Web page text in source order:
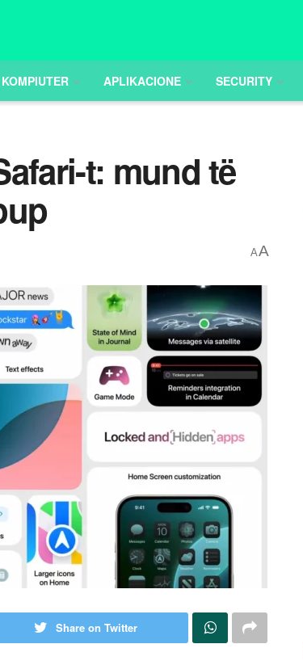
KOMPIUTER APLIKACIONE SECURITY
t: mund të
AA
Share on Twitter